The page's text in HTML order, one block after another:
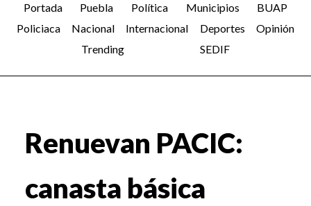
Portada Puebla Política Municipios
BUAP
Policiaca
Nacional Internacional Deportes
Opinión
Trending
SEDIF
Renuevan PACIC:
canasta básica